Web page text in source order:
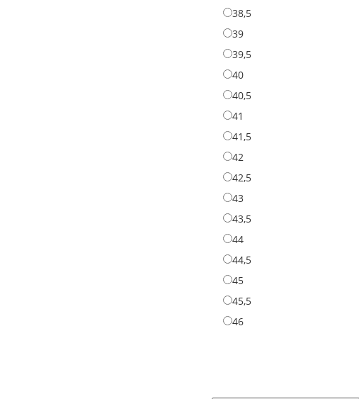
38,538,5
3939
39,539,5
4040
40,540,5
41
41,541,5
42
42,542,5
4343
43,543,5
4444
44,544,5
4545
45,545,5
4646